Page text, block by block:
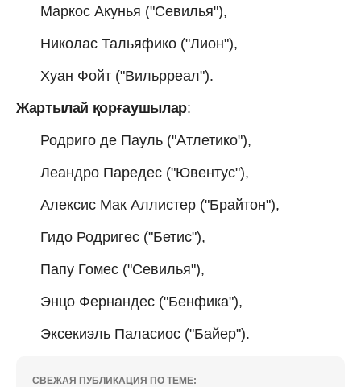
Маркос Акунья ("Севилья"),
Николас Тальяфико ("Лион"),
Хуан Фойт ("Вильрреал").
Жартылай қорғаушылар:
Родриго де Пауль ("Атлетико"),
Леандро Паредес ("Ювентус"),
Алексис Мак Аллистер ("Брайтон"),
Гидо Родригес ("Бетис"),
Папу Гомес ("Севилья"),
Энцо Фернандес ("Бенфика"),
Эксекиэль Паласиос ("Байер").
СВЕЖАЯ ПУБЛИКАЦИЯ ПО ТЕМЕ: